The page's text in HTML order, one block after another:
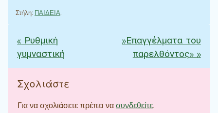
Στήλη: ΠΑΙΔΕΙΑ.
Πλοήγηση άρθρων
«Ρυθμική
γυμναστική
»Επαγγέλματα του
παρελθόντος»»
Σχολιάστε
Για να σχολιάσετε πρέπει νασυνδεθείτε.